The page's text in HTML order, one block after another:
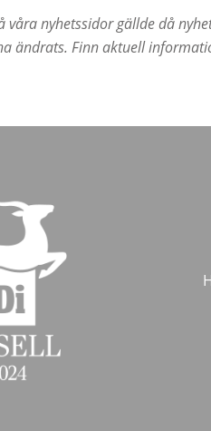
våra nyhetssidor gällde då
ändrats. Finn aktuell